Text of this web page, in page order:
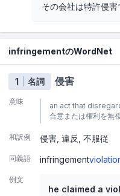
その会社は特許侵害
infringementのWordNet
1 名詞 侵害
意味
an act that
合意または権利を無
和訳例 侵害 違反 不服従
同義語 infringement
例文
he claimed a